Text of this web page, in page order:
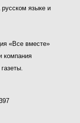
языке и
«Все вместе»
компания